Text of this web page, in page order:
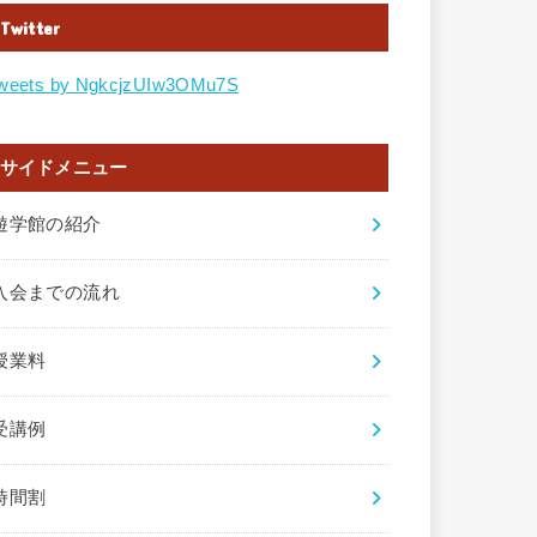
Twitter
by NgkcjzUIw3OMu7S
サイドメニュー
学館の紹介
会までの流れ
業料
講例
間割